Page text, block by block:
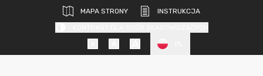
MAPA STRONY
INSTRUKCJA